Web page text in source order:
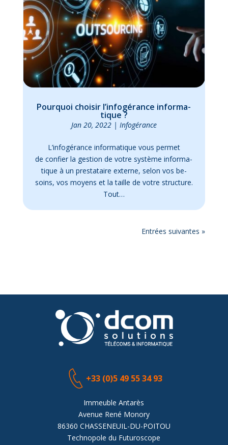
Pour­quoi choi­sir l’in­fo­gé­rance in­for­ma­
tique ?
Jan 20, 2022| In­fo­gé­rance
L’in­fo­gé­rance in­for­ma­tique vous per­met
de confier la ges­tion de votre sys­tème in­for­ma­
tique à un pres­ta­taire ex­terne, se­lon vos be­
soins, vos moyens et la taille de votre struc­ture.
Tout…
En­trées sui­vantes »
+33 (0)5 49 55 34 93
Immeuble Antarès
Avenue René Monory
86360 CHASSENEUIL-DU-POITOU
Technopole du Futuroscope